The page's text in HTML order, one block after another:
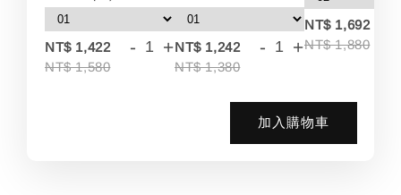
NT$ 1,422
NT$ 1,580
- +NT$ 1,242
NT$ 1,380
- +
NT$ 1,692
NT$ 1,880
加入購物車